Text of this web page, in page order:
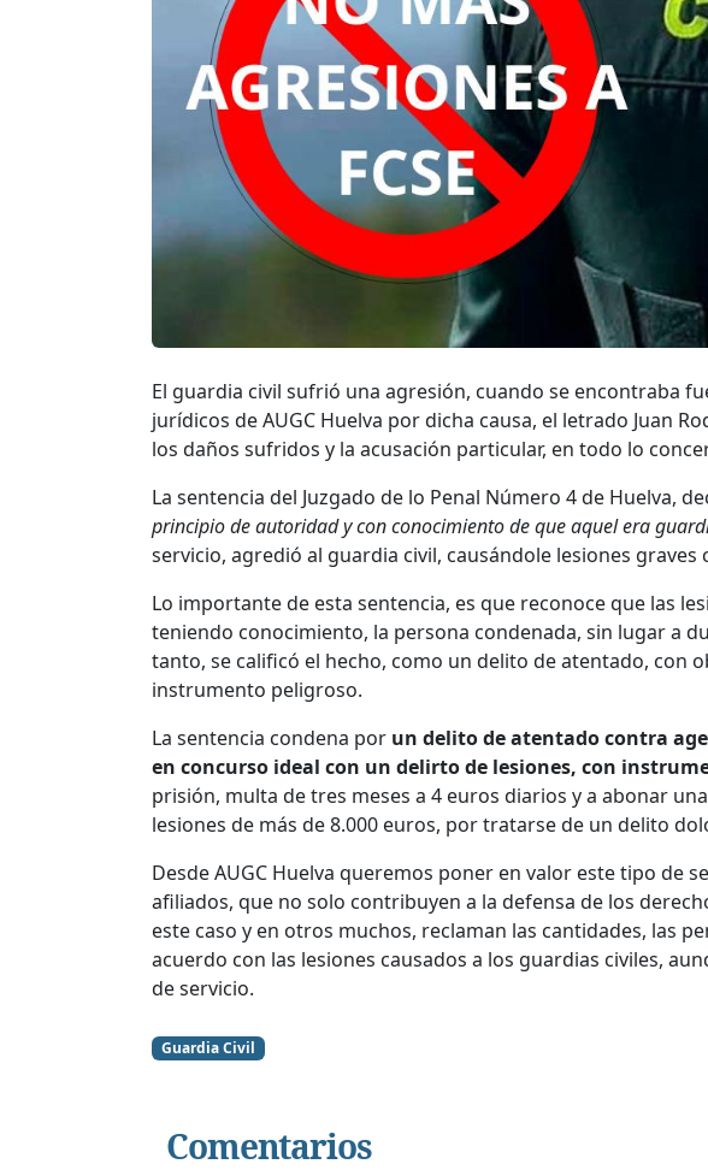
El guardia civil sufrió una agresión, cuando se encontraba
jurídicos de AUGC Huelva por dicha causa, el letrado Juan
los daños sufridos y la acusación particular, en todo lo
La sentencia del Juzgado de lo Penal Número 4 de Huelva,
principio de autoridad y con conocimiento de que aquel era
servicio, agredió al guardia civil, causándole lesiones
Lo importante de esta sentencia, es que reconoce que las
teniendo conocimiento, la persona condenada, sin lugar a
tanto, se calificó el hecho, como un delito de atentado, con
instrumento peligroso.
La sentencia condena por un delito de atentado contra
en concurso ideal con un delirto de lesiones, con
prisión, multa de tres meses a 4 euros diarios y a abonar
lesiones de más de 8.000 euros, por tratarse de un delito
Desde AUGC Huelva queremos poner en valor este tipo de
afiliados, que no solo contribuyen a la defensa de los
este caso y en otros muchos, reclaman las cantidades, las
acuerdo con las lesiones causados a los guardias civiles,
de servicio.
Guardia Civil
Comentarios